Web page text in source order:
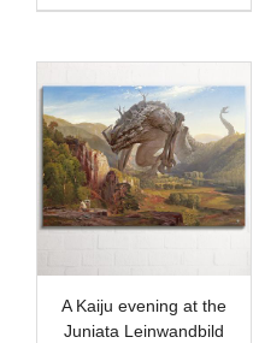
A Kaiju evening at the
Juniata Leinwandbild